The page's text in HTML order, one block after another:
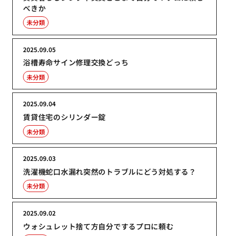
べきか
未分類
浴槽寿命サイン修理交換どっち
2025.09.05
未分類
賃貸住宅のシリンダー錠
2025.09.04
未分類
洗濯機蛇口水漏れ突然のトラブルにどう対処する？
2025.09.03
未分類
ウォシュレット捨て方自分でするプロに頼む
2025.09.02